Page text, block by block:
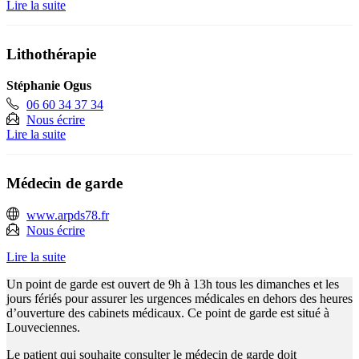
Lire la suite
Lithothérapie
Stéphanie Ogus
06 60 34 37 34
Nous écrire
Lire la suite
Médecin de garde
www.arpds78.fr
Nous écrire
Lire la suite
Un point de garde est ouvert de 9h à 13h tous les dimanches et les
jours fériés pour assurer les urgences médicales en dehors des heures
d’ouverture des cabinets médicaux. Ce point de garde est situé à
Louveciennes.
Le patient qui souhaite consulter le médecin de garde doit